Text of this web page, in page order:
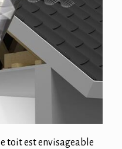
toit est envisageable